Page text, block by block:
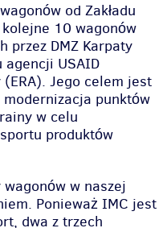
od Zakładu
10 wagonów
przez DMZ Karpaty
agencji USAID
Jego celem jest
punktów
w celu
produktów
w naszej
Ponieważ IMC jest
dwa z trzech